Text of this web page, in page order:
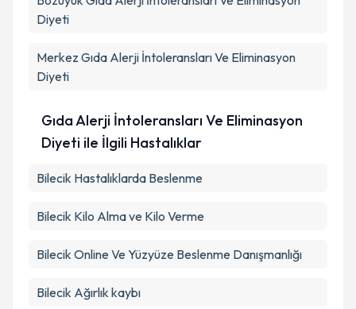
Diyeti
Merkez Gıda Alerji İntoleransları Ve Eliminasyon
Diyeti
Gıda Alerji İntoleransları Ve Eliminasyon
Diyeti ile İlgili Hastalıklar
Bilecik Hastalıklarda Beslenme
Bilecik Kilo Alma ve Kilo Verme
Bilecik Online Ve Yüzyüze Beslenme Danışmanlığı
Bilecik Ağırlık kaybı